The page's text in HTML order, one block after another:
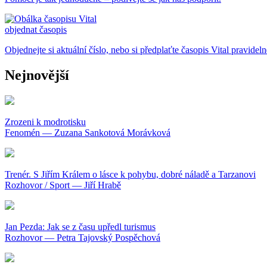
objednat časopis
Objednejte si aktuální číslo, nebo si předplaťte časopis Vital
Nejnovější
Zrozeni k modrotisku
Fenomén — Zuzana Sankotová Morávková
Trenér. S Jiřím Králem o lásce k pohybu, dobré náladě a Tarzanovi
Rozhovor / Sport — Jiří Hrabě
Jan Pezda: Jak se z času upředl turismus
Rozhovor — Petra Tajovský Pospěchová